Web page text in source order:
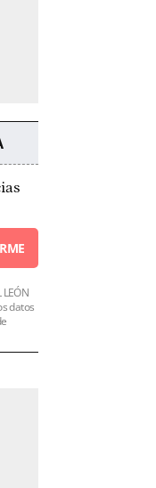
datos